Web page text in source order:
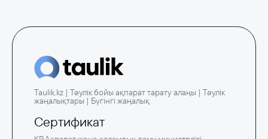
Taulik.kz | Тәулік бойы ақпарат тарату алаңы | Тәулік
жаңалықтары | Бүгінгі жаңалық
Сертификат